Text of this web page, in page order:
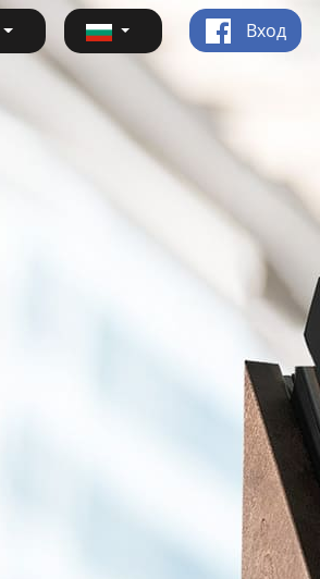
Вход